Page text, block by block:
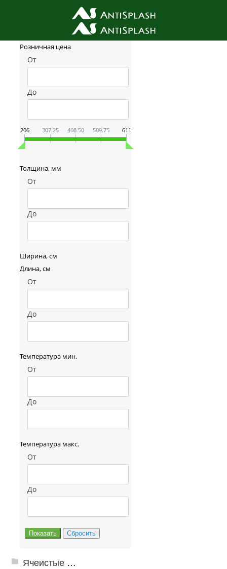
Фильтр товаров
Розничная цена
От
До
206 307.25 408.50 509.75 611
Толщина, мм
От
До
Ширина, см
Длина, см
От
До
Температура мин.
От
До
Температура макс.
От
До
Ячеистые грязезащитные покрытия